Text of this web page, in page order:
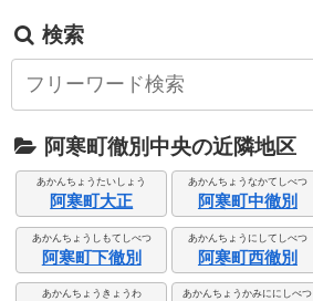
検索
阿寒町徹別中央の近隣地区
あかんちょうたいしょう
阿寒町大正
あかんちょうなかてしべつ
阿寒町中徹別
あかんちょうしもてしべつ
阿寒町下徹別
あかんちょうにしてしべつ
阿寒町西徹別
あかんちょうきょうわ あかんちょうかみににしべつ